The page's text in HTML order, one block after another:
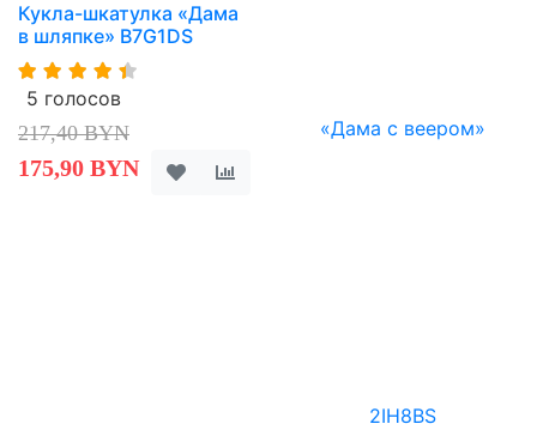
Кукла-шкатулка «Дама
в шляпке» B7G1DS
5 голосов
217,40 BYN
175,90 BYN